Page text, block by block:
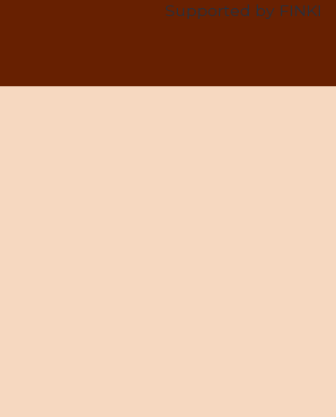
Supported by FINKI